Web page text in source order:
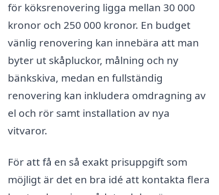
för köksrenovering ligga mellan 30 000
kronor och 250 000 kronor. En budget
vänlig renovering kan innebära att man
byter ut skåpluckor, målning och ny
bänkskiva, medan en fullständig
renovering kan inkludera omdragning av
el och rör samt installation av nya
vitvaror.
För att få en så exakt prisuppgift som
möjligt är det en bra idé att kontakta flera